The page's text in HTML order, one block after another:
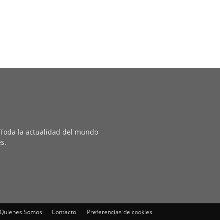
la actualidad del mundo
Quienes Somos Contacto Preferencias de cookies